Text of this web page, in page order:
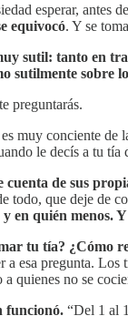
esperar, antes
equivocó. Y se
sutil: tanto en
sutilmente sobre
preguntarás.
muy conciente de
le decís a tu
cuenta de sus
todo, que deje de
en quién menos.
tu tía? ¿Cómo
a esa pregunta.
quienes no se
funcionó. “Del 1 al